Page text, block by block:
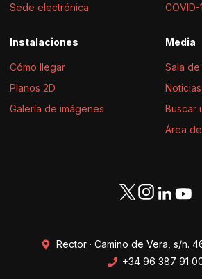
Sede electrónica
COVID-
Instalaciones
Cómo llegar
Planos 2D
Galería de imágenes
Media
Sala
Buscar
Área
Rector · Camino de Vera, s/n.
+34 96 387 91